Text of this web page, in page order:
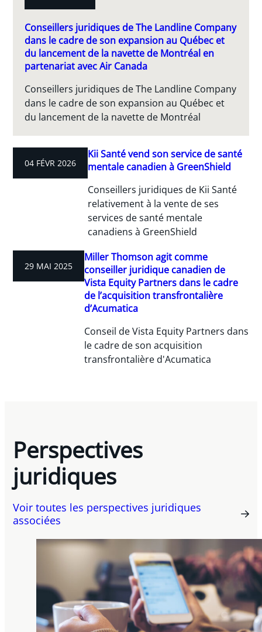
Conseillers juridiques de The Landline Company
dans le cadre de son expansion au Québec et
du lancement de la navette de Montréal en
partenariat avec Air Canada
Conseillers juridiques de The Landline Company
dans le cadre de son expansion au Québec et
du lancement de la navette de Montréal
04 FÉVR 2026
Kii Santé vend son service de santé
mentale canadien à GreenShield
Conseillers juridiques de Kii Santé
relativement à la vente de ses
services de santé mentale
canadiens à GreenShield
29 MAI 2025
Miller Thomson agit comme
conseiller juridique canadien de
Vista Equity Partners dans le cadre
de l’acquisition transfrontalière
d’Acumatica
Conseil de Vista Equity Partners dans
le cadre de son acquisition
transfrontalière d'Acumatica
Perspectives
juridiques
Voir toutes les perspectives juridiques
associées